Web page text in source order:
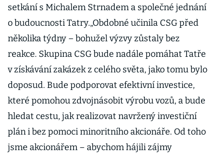
setkání s Michalem Strnadem a společné jednání
o budoucnosti Tatry.„Obdobné učinila CSG před
několika týdny – bohužel výzvy zůstaly bez
reakce. Skupina CSG bude nadále pomáhat Tatře
v získávání zakázek z celého světa, jako tomu bylo
doposud. Bude podporovat efektivní investice,
které pomohou zdvojnásobit výrobu vozů, a bude
hledat cestu, jak realizovat navržený investiční
plán i bez pomoci minoritního akcionáře. Od toho
jsme akcionářem – abychom hájili zájmy